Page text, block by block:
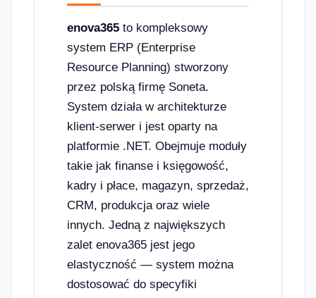
enova365 to kompleksowy
system ERP (Enterprise
Resource Planning) stworzony
przez polską firmę Soneta.
System działa w architekturze
klient-serwer i jest oparty na
platformie .NET. Obejmuje moduły
takie jak finanse i księgowość,
kadry i płace, magazyn, sprzedaż,
CRM, produkcja oraz wiele
innych. Jedną z największych
zalet enova365 jest jego
elastyczność — system można
dostosować do specyfiki